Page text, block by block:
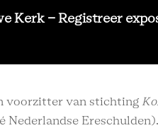
Kerk - Registreer
voorzitter van stichting
Nederlandse